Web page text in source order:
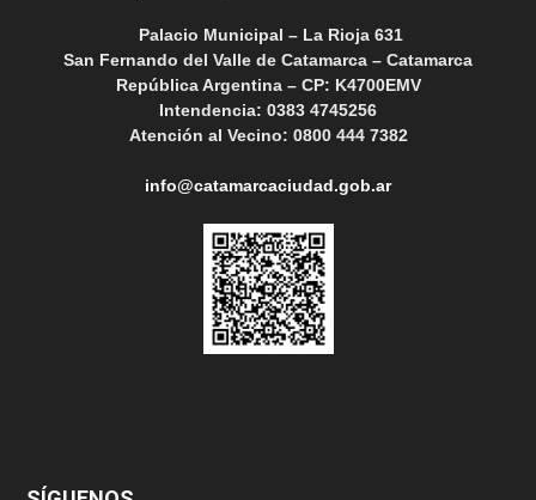
Palacio Municipal – La Rioja 631
San Fernando del Valle de Catamarca – Catamarca
República Argentina – CP: K4700EMV
Intendencia: 0383 4745256
Atención al Vecino: 0800 444 7382
info@catamarcaciudad.gob.ar